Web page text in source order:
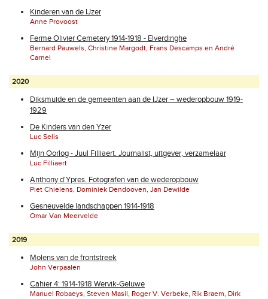
Kinderen van de IJzer
Anne Provoost
Ferme Olivier Cemetery 1914-1918 - Elverdinghe
Bernard Pauwels, Christine Margodt, Frans Descamps en André
Carnel
2020
Diksmuide en de gemeenten aan de IJzer – wederopbouw 1919-
1929
De Kinders van den Yzer
Luc Selis
Mijn Oorlog - Juul Filliaert. Journalist, uitgever, verzamelaar
Luc Filliaert
Anthony d'Ypres. Fotografen van de wederopbouw
Piet Chielens, Dominiek Dendooven, Jan Dewilde
Gesneuvelde landschappen 1914-1918
Omar Van Meervelde
2019
Molens van de frontstreek
John Verpaalen
Cahier 4: 1914-1918 Wervik-Geluwe
Manuel Robaeys, Steven Masil, Roger V. Verbeke, Rik Braem, Dirk